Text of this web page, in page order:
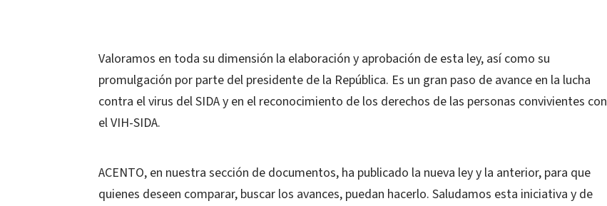
Valoramos en toda su dimensión la elaboración y aprobación de esta ley, así como su
promulgación por parte del presidente de la República. Es un gran paso de avance en la lucha
contra el virus del SIDA y en el reconocimiento de los derechos de las personas convivientes con
el VIH-SIDA.
ACENTO, en nuestra sección de documentos, ha publicado la nueva ley y la anterior, para que
quienes deseen comparar, buscar los avances, puedan hacerlo. Saludamos esta iniciativa y de